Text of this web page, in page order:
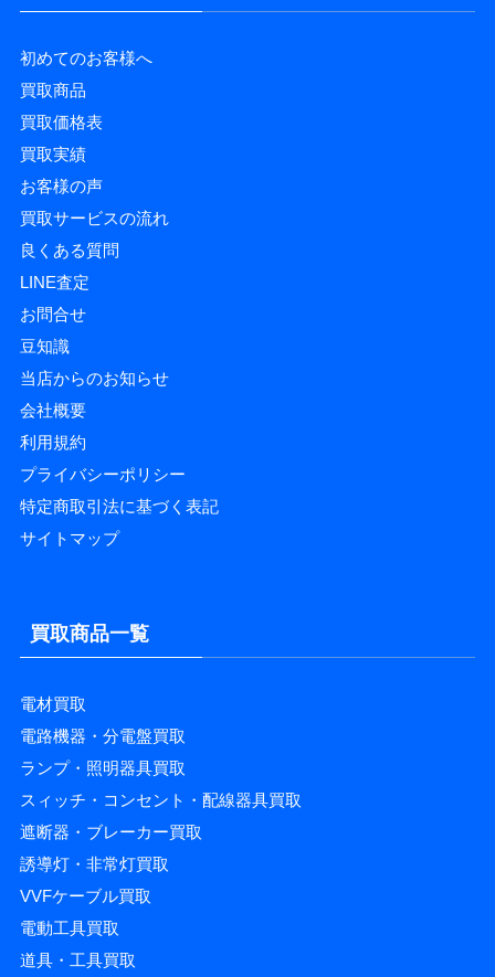
初めてのお客様へ
買取商品
買取価格表
買取実績
お客様の声
買取サービスの流れ
良くある質問
LINE査定
お問合せ
豆知識
当店からのお知らせ
会社概要
利用規約
プライバシーポリシー
特定商取引法に基づく表記
サイトマップ
買取商品一覧
電材買取
電路機器・分電盤買取
ランプ・照明器具買取
スィッチ・コンセント・配線器具買取
遮断器・ブレーカー買取
誘導灯・非常灯買取
VVFケーブル買取
電動工具買取
道具・工具買取